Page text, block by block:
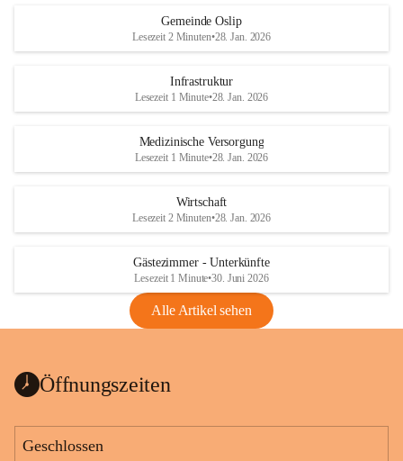
Gemeinde Oslip
Lesezeit 2 Minuten•28. Jan. 2026
Infrastruktur
Lesezeit 1 Minute•28. Jan. 2026
Medizinische Versorgung
Lesezeit 1 Minute•28. Jan. 2026
Wirtschaft
Lesezeit 2 Minuten•28. Jan. 2026
Gästezimmer - Unterkünfte
Lesezeit 1 Minute•30. Juni 2026
Alle Artikel sehen
Öffnungszeiten
Geschlossen